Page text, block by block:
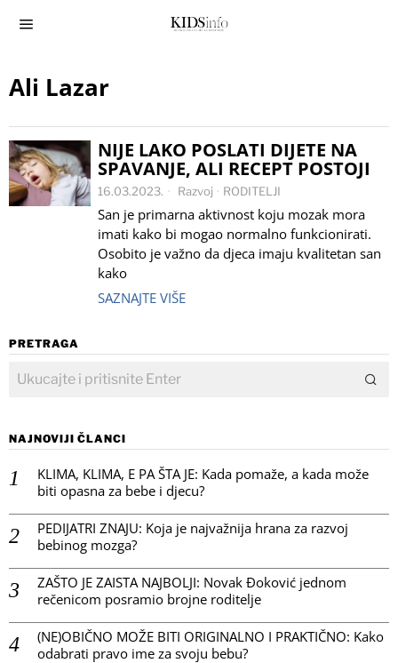
Ali Lazar
NIJE LAKO POSLATI DIJETE NA
SPAVANJE, ALI RECEPT POSTOJI
16.03.2023. Razvoj · RODITELJI
San je primarna aktivnost koju mozak mora
imati kako bi mogao normalno funkcionirati.
Osobito je važno da djeca imaju kvalitetan san
kako
SAZNAJTE VIŠE
PRETRAGA
NAJNOVIJI ČLANCI
KLIMA, KLIMA, E PA ŠTA JE: Kada pomaže, a kada može
biti opasna za bebe i djecu?
PEDIJATRI ZNAJU: Koja je najvažnija hrana za razvoj
bebinog mozga?
ZAŠTO JE ZAISTA NAJBOLJI: Novak Đoković jednom
rečenicom posramio brojne roditelje
(NE)OBIČNO MOŽE BITI ORIGINALNO I PRAKTIČNO: Kako
odabrati pravo ime za svoju bebu?